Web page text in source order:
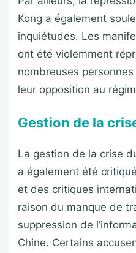
Kong a également
inquiétudes. Les
ont été violemment
nombreuses
leur opposition au
Gestion de la
La gestion de la crise
a également été
et des critiques
raison du manque de
suppression de
Chine. Certains